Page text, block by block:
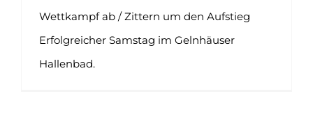
Wettkampf ab / Zittern um den Aufstieg
Erfolgreicher Samstag im Gelnhäuser
Hallenbad.